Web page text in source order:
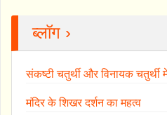
ब्लॉग ›
संकष्टी चतुर्थी और विनायक चतुर्थी
मंदिर के शिखर दर्शन का महत्व